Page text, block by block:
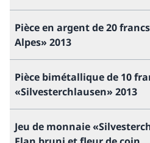
Pièce en argent de 20
Alpes» 2013
Pièce bimétallique de 10
«Silvesterchlausen» 2013
Jeu de monnaie